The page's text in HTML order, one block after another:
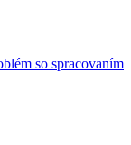
so spracovaním